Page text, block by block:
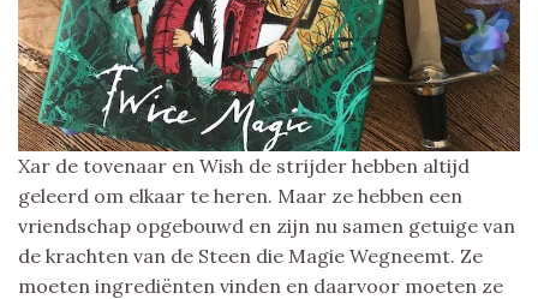
Xar de tovenaar en Wish de strijder hebben altijd
geleerd om elkaar te heren. Maar ze hebben een
vriendschap opgebouwd en zijn nu samen getuige van
de krachten van de Steen die Magie Wegneemt. Ze
moeten ingrediënten vinden en daarvoor moeten ze